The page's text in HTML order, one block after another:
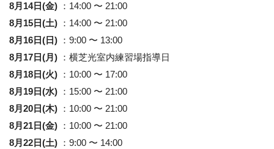
8月14日(金)
：14:00 〜 21:00
8月15日(土)
：14:00 〜 21:00
8月16日(日)
：9:00 〜 13:00
8月17日(月)
：横芝光室内練習場指導日
8月18日(火)
：10:00 〜 17:00
8月19日(水)
：15:00 〜 21:00
8月20日(木)
：10:00 〜 21:00
8月21日(金)
：10:00 〜 21:00
8月22日(土)
：9:00 〜 14:00